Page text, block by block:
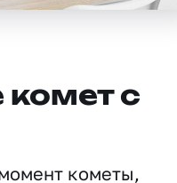
с
кометы,